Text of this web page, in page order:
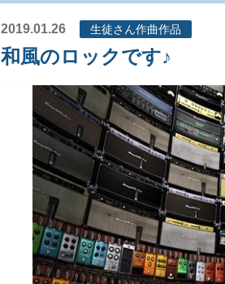
2019.01.26 生徒さん作曲作品
和風のロックです♪